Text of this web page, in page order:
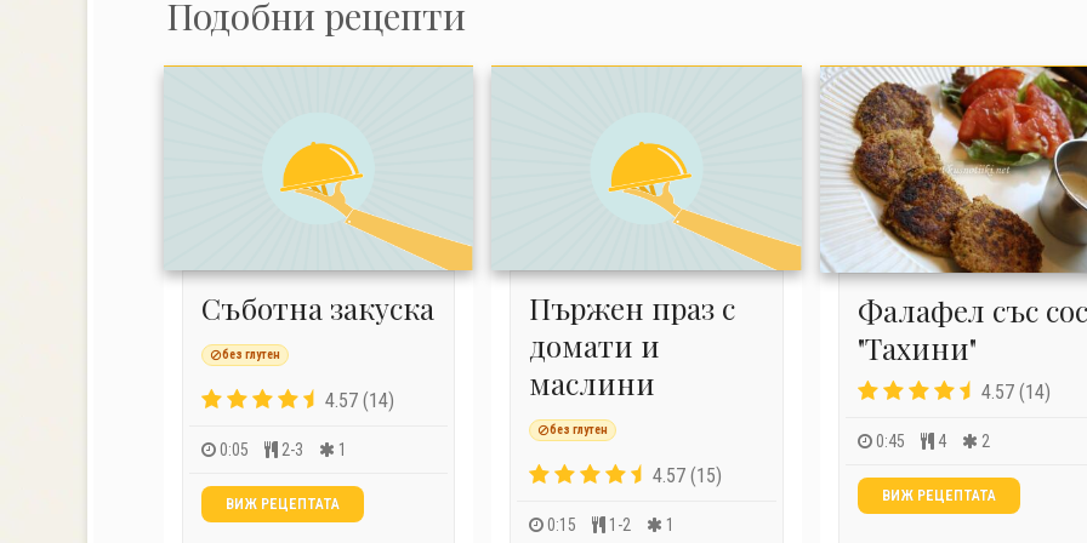
Подобни рецепти
Съботна закуска
без глутен
4.57 (14)
0:05 2-3 1
ВИЖ РЕЦЕПТАТА
Пържен праз с
домати и
маслини
без глутен
4.57 (15)
0:15 1-2 1
Фалафел със
"Тахини"
4.57 (14)
0:45 4 2
ВИЖ РЕЦЕПТАТА